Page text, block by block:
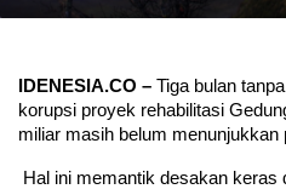
IDENESIA.CO – Tiga bulan
korupsi proyek rehabilitasi
miliar masih belum menunjukkan
Hal ini memantik desakan